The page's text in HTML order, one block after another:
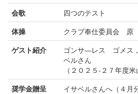
会歌
四つのテスト
体操
クラブ奉仕委員会 原
ゲスト紹介
ゴンサ―レス ゴメス
ベルさん
（２０２５-２７年度米
奨学金贈呈
イサベルさんへ（４月